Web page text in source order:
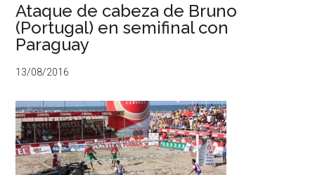
Ataque de cabeza de Bruno
(Portugal) en semifinal con
Paraguay
13/08/2016